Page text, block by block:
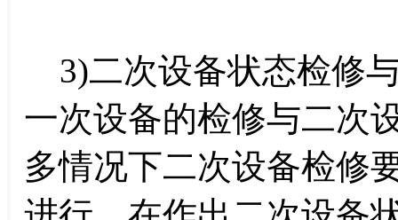
3)二次设备状态检修
一次设备的检修与二次
多情况下二次设备检修